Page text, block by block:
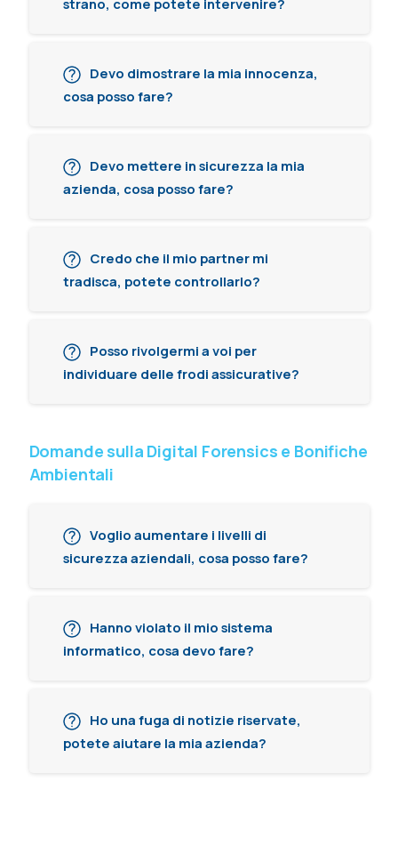
Devo dimostrare la mia innocenza,
cosa posso fare?
Devo mettere in sicurezza la mia
azienda, cosa posso fare?
Credo che il mio partner mi
tradisca, potete controllarlo?
Posso rivolgermi a voi per
individuare delle frodi assicurative?
Domande sulla Digital Forensics e Bonifiche
Ambientali
Voglio aumentare i livelli di
sicurezza aziendali, cosa posso fare?
Hanno violato il mio sistema
informatico, cosa devo fare?
Ho una fuga di notizie riservate,
potete aiutare la mia azienda?